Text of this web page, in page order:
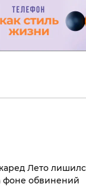
Лето
фоне обвинений